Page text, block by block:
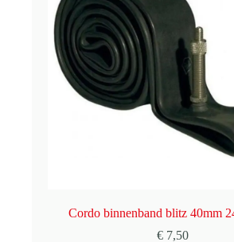
Cordo binnenband blitz 40mm
€ 7,50